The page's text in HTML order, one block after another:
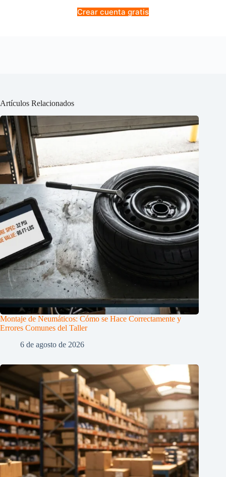
Crear cuenta gratis
Artículos Relacionados
Montaje de Neumáticos: Cómo se Hace Correctamente y
Errores Comunes del Taller
6 de agosto de 2026